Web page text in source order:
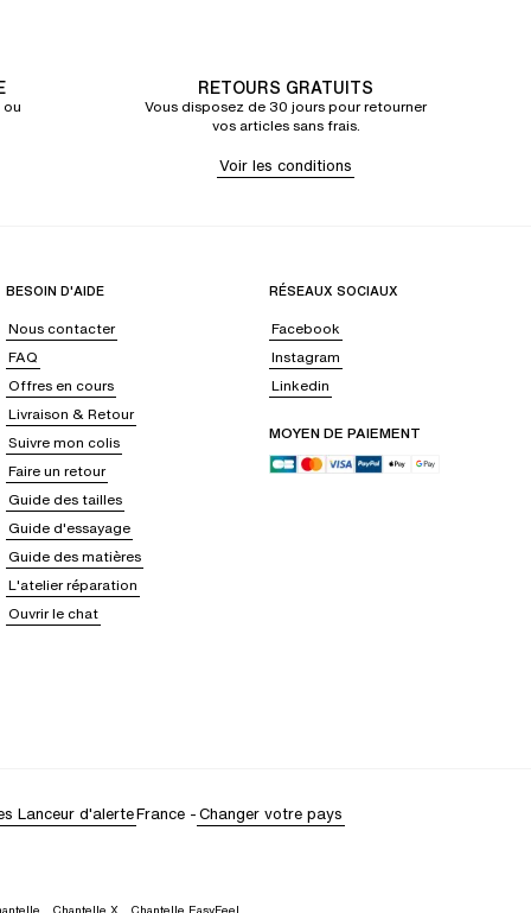
RETOURS GRATUITS
Vous disposez de 30 jours pour retourner
vos articles sans frais.
Voir les conditions
BESOIN D'AIDE
Nous contacter
FAQ
Offres en cours
Livraison & Retour
Suivre mon colis
Faire un retour
Guide des tailles
Guide d'essayage
Guide des matières
L'atelier réparation
Ouvrir le chat
RÉSEAUX SOCIAUX
Facebook
Instagram
Linkedin
MOYEN DE PAIEMENT
Lanceur d'alerteFrance -Changer votre pays